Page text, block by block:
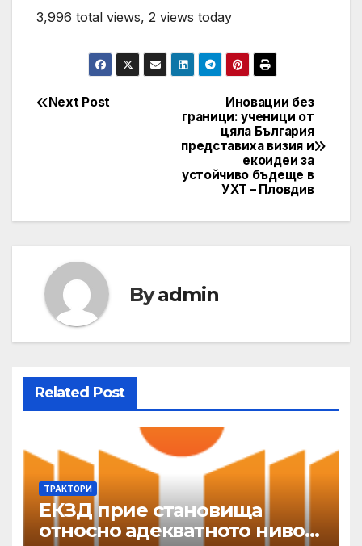
3,996 total views, 2 views today
Post
Иновации без
граници: ученици от
цяла България
представиха визия и
екоидеи за
устойчиво бъдеще в
УХТ – Пловдив
Next Post
Byadmin
Related Post
ТРАКТОРИ
ЕКЗД прие становища
относно адекватното ниво